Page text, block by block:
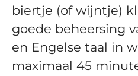
biertje (of wijntje)
goede beheersing
en Engelse taal in
maximaal 45